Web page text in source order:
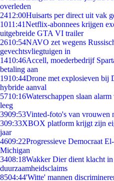
overleden
2412:00Huisarts per direct uit vak
1011:41Netflix-abonnees krijgen
uitgebreide GTA VI trailer
2610:54NAVO zet wegens
gevechtsvliegtuigen in
1410:46Accell, moederbedrijf
betaling aan
1910:44Drone met explosieven bij
hybride aanval
5710:16Waterschappen slaan
leeg
3909:53Vinted-foto's van vrouwen
309:33XBOX platform krijgt zijn
jaar
4609:22Progressieve Democraat
Michigan
3408:18Wakker Dier dient klacht
duurzaamheidsclaims
8504:44'Witte' mannen